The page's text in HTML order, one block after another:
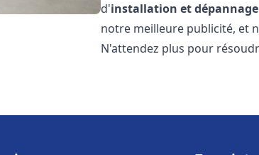
d'installation et
notre meilleure publicité, et
N'attendez plus pour